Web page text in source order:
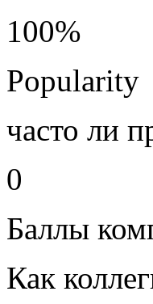
100%
Popularity
часто ли
0
Баллы
Как